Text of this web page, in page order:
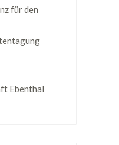
für den
Ebenthal